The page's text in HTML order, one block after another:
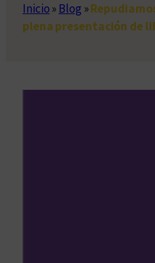
Inicio» Blog »
plena presentación de